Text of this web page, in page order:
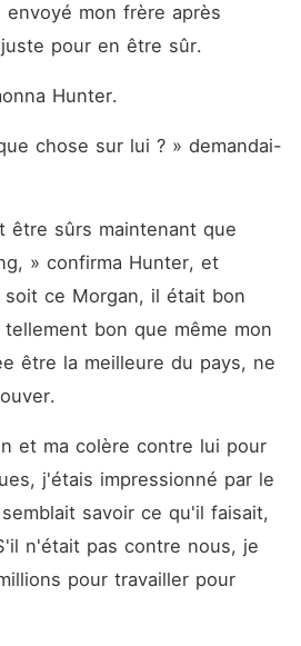
envoyé mon frère après
pour en être sûr.
Hunter.
chose sur lui ? » demandai-
être sûrs maintenant que
» confirma Hunter, et
soit ce Morgan, il était bon
bon que même mon
être la meilleure du pays, ne
et ma colère contre lui pour
j'étais impressionné par le
savoir ce qu'il faisait,
n'était pas contre nous, je
pour travailler pour